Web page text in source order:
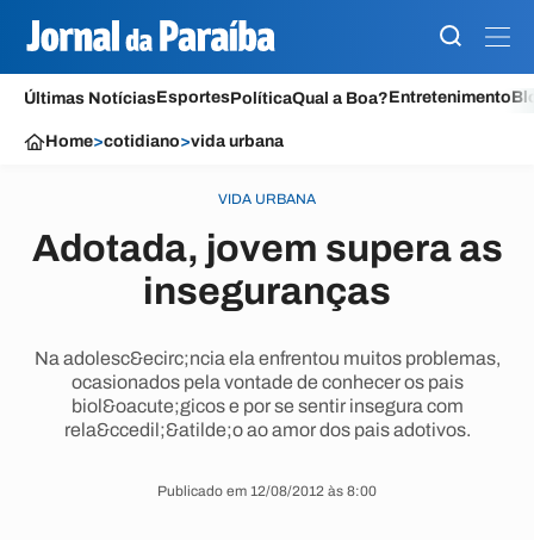
Últimas NotíciasEsportesPolíticaQual a Boa?Entretenimento
Home>cotidiano>vida urbana
VIDA URBANA
Adotada, jovem supera as
inseguranças
Na adolesc&ecirc;ncia ela enfrentou muitos problemas,
ocasionados pela vontade de conhecer os pais
biol&oacute;gicos e por se sentir insegura com
rela&ccedil;&atilde;o ao amor dos pais adotivos.
Publicado em 12/08/2012 às 8:00